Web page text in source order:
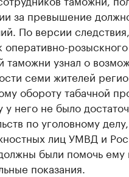
за превышение
По версии
оперативно-
таможни узнал о
семи жителей
обороту табачной
у него не было
по уголовному
лиц УМВД и
были помочь ему
показания.